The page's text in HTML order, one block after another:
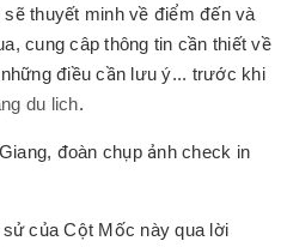
thuyết minh về điểm đến và
cung câp thông tin cần thiết về
điều cần lưu ý... trước khi
du lich.
đoàn chụp ảnh check in
của Cột Mốc này qua lời